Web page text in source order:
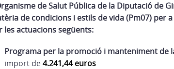
de Salut Pública de la Diputació de
de condicions i estils de vida (Pm07) per
les actuacions següents:
Programa per la promoció i manteniment de
import de4.241,44 euros